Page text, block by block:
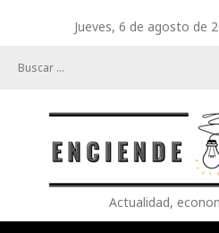
Jueves, 6 de agosto de
Actualidad,